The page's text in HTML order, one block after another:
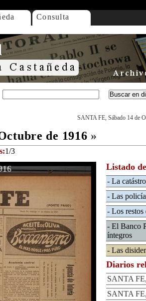
Consulta
SANTA FE, Sábado 14 de
de 1916 »
1/3
Listado
- La
- Las
- Los restos
- El Banco
íntegros
- Las
Diarios
SANTA
SANTA